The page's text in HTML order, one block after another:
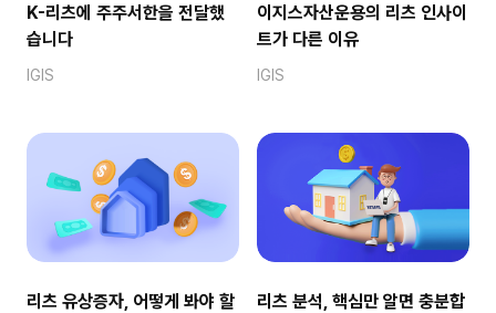
K-리츠에 주주서한을 전달했
습니다
IGIS
이지스자산운용의 리츠 인사이
트가 다른 이유
IGIS
리츠 유상증자, 어떻게 봐야 할
리츠 분석, 핵심만 알면 충분합